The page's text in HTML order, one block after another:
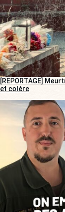
[REPORTAGE]
et colère